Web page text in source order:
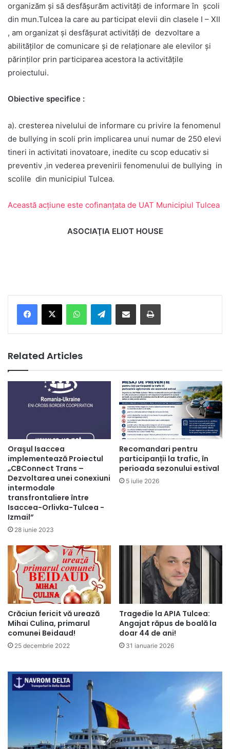
organizăm și să desfășurăm activități de informare în școli
din mun.Tulcea la care au participat elevii din clasele I – XII
, am organizat și desfășurat activități de dezvoltare a
abilităților de comunicare și de relaționare ale elevilor și
părinților prin participarea acestora la activitățile
proiectului.
Obiective specifice :
a). cresterea nivelului de informare cu privire la fenomenul
de bullying in scoli prin implicarea unui numar de 250 elevi
tineri in activitati inovatoare, inedite cu scop educativ si
preventiv ,in vederea prevenirii fenomenului de bullying in
scolile din municipiul Tulcea.
Această acţiune este cofinanţata de UAT Municipiul Tulcea
ASOCIAŢIA ELIOT HOUSE
Telegram
Related Articles
Oraşul Isaccea
implementează Proiectul
„CBConnect Trans –
Dezvoltarea unei conexiuni
intermodale
transfrontaliere între
Isaccea-Orlivka-Tulcea -
Izmail”
28 iunie 2023
Recomandari pentru
participanții la trafic, în
perioada sezonului estival
5 iulie 2026
Crăciun fericit vă urează
Mihai Culina, primarul
comunei Beidaud!
25 decembrie 2022
Tragedie la APIA Tulcea:
Angajat răpus de boală la
doar 44 de ani!
31 ianuarie 2026